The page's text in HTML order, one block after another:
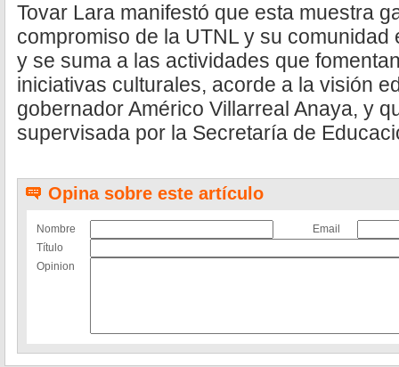
Tovar Lara manifestó que esta muestra
compromiso de la UTNL y su
y se suma a las actividades que
iniciativas culturales, acorde a la visión
gobernador Américo Villarreal Anaya, y
supervisada por la Secretaría de
Opina sobre este artículo
Nombre
Email
Título
Opinion